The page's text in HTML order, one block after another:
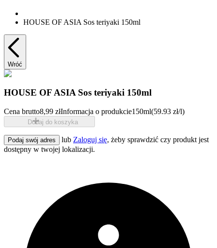
HOUSE OF ASIA Sos teriyaki 150ml
Wróć
HOUSE OF ASIA Sos teriyaki 150ml
Cena brutto8,99 złInformacja o produkcie150ml(59.93 zł/l)
Dodaj do koszyka
Podaj swój adres lub Zaloguj się, żeby sprawdzić czy produkt jest
dostępny w twojej lokalizacji.